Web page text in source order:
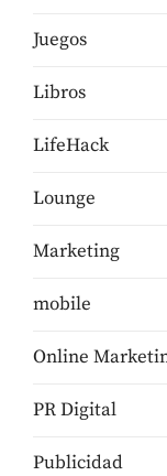
Juegos
Libros
LifeHack
Lounge
Marketing
mobile
Online
PR Digital
Publicidad